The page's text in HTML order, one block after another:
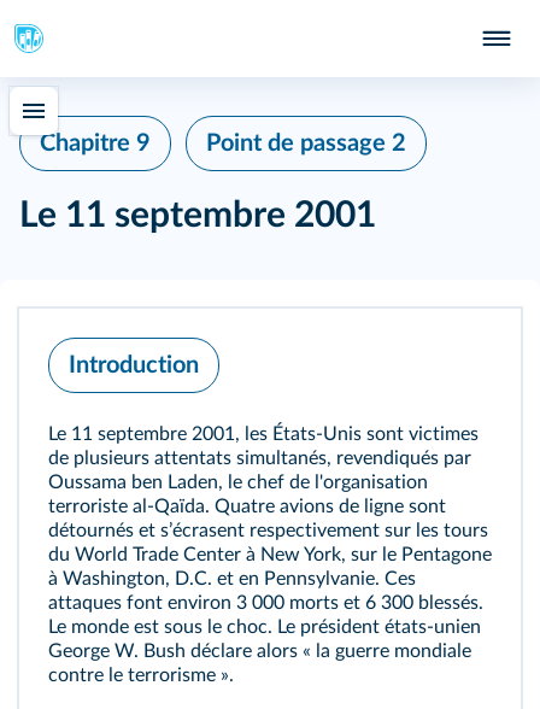
Chapitre 9 Point de passage 2
Le 11 septembre 2001
Introduction
Le 11 septembre 2001, les États‑Unis sont victimes
de plusieurs attentats simultanés, revendiqués par
Oussama ben Laden, le chef de l'organisation
terroriste al‑Qaïda. Quatre avions de ligne sont
détournés et sʼécrasent respectivement sur les tours
du World Trade Center à New York, sur le Pentagone
à Washington, D.C. et en Pennsylvanie. Ces
attaques font environ 3 000 morts et 6 300 blessés.
Le monde est sous le choc. Le président états‑unien
George W. Bush déclare alors « la guerre mondiale
contre le terrorisme ».